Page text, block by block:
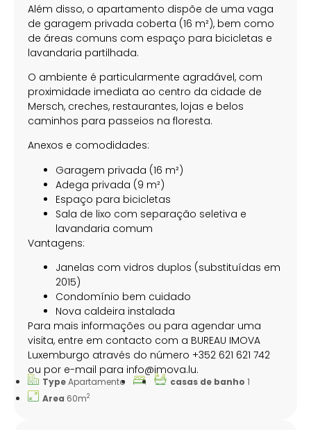
Além disso, o apartamento dispõe de uma vaga
de garagem privada coberta (16 m²), bem como
de áreas comuns com espaço para bicicletas e
lavandaria partilhada.
O ambiente é particularmente agradável, com
proximidade imediata ao centro da cidade de
Mersch, creches, restaurantes, lojas e belos
caminhos para passeios na floresta.
Anexos e comodidades:
Garagem privada (16 m²)
Adega privada (9 m²)
Espaço para bicicletas
Sala de lixo com separação seletiva e
lavandaria comum
Vantagens:
Janelas com vidros duplos (substituídas em
2015)
Condomínio bem cuidado
Nova caldeira instalada
Para mais informações ou para agendar uma
visita, entre em contacto com a BUREAU IMOVA
Luxemburgo através do número +352 621 621 742
ou por e-mail para info@imova.lu.
TypeApartamento casas de banho 1
Area 60m2